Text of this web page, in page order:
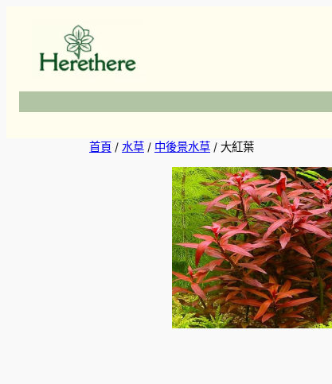
首頁 / 水草 / 中後景水草 / 大紅葉